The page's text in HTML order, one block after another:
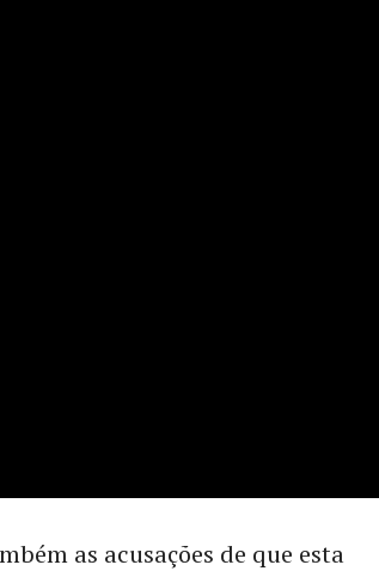
as acusações de que esta